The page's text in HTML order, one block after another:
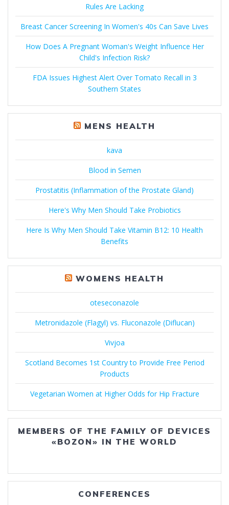
Rules Are Lacking
Breast Cancer Screening In Women's 40s Can Save Lives
How Does A Pregnant Woman's Weight Influence Her
Child's Infection Risk?
FDA Issues Highest Alert Over Tomato Recall in 3
Southern States
MENS HEALTH
kava
Blood in Semen
Prostatitis (Inflammation of the Prostate Gland)
Here's Why Men Should Take Probiotics
Here Is Why Men Should Take Vitamin B12: 10 Health
Benefits
WOMENS HEALTH
oteseconazole
Metronidazole (Flagyl) vs. Fluconazole (Diflucan)
Vivjoa
Scotland Becomes 1st Country to Provide Free Period
Products
Vegetarian Women at Higher Odds for Hip Fracture
MEMBERS OF THE FAMILY OF DEVICES
«BOZON» IN THE WORLD
CONFERENCES